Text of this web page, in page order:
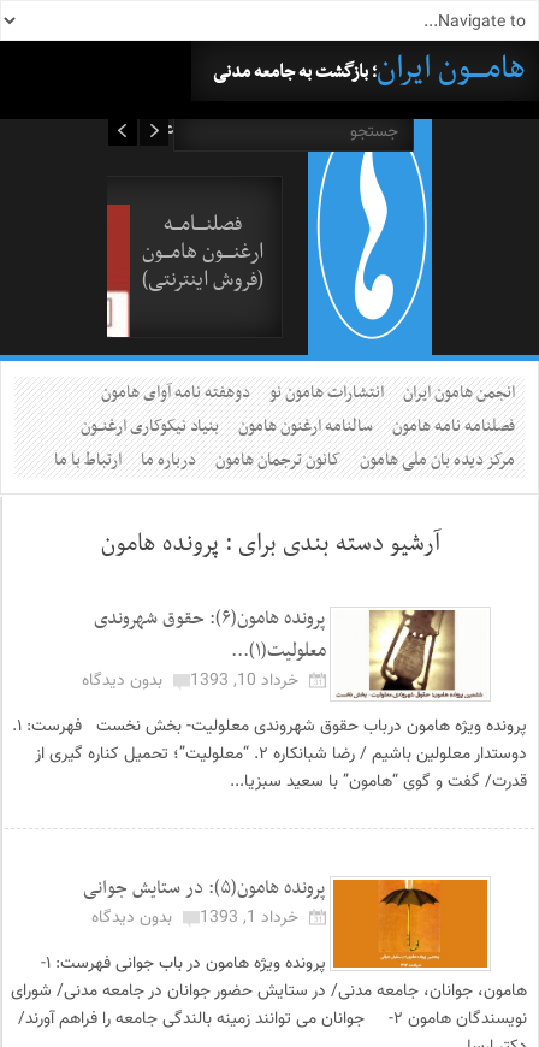
هامــــون ایران؛ بازگشت به جامعه مدنی
فصلنــــامـــه
ارغنــــون هامـــون
(فروش اینترنتی)
انجمن هامون ایران انتشارات هامون نو
دوهفته نامه آوای هامون
فصلنامه نامه هامون
سالنامه ارغنون هامون
بنیاد نیکوکاری ارغنــون
مرکز دیده بان ملی هامون
کانون ترجمان هامون درباره ما ارتباط با ما
آرشیو دسته بندی برای : پرونده هامون
پرونده هامون(۶): حقوق شهروندی
معلولیت(۱)...
خرداد 10, 1393
بدون دیدگاه
پرونده ویژه هامون درباب حقوق شهروندی معلولیت- بخش نخست فهرست: ۱.
دوستدار معلولین باشیم / رضا شبانکاره ۲. “معلولیت”؛ تحمیل کناره گیری از
قدرت/ گفت و گوی “هامون” با سعید سبزیا...
پرونده هامون(۵): در ستایش جوانی
خرداد 1, 1393
بدون دیدگاه
پرونده ویژه هامون در باب جوانی فهرست: ۱-
هامون، جوانان، جامعه مدنی/ در ستایش حضور جوانان در جامعه مدنی/ شورای
نویسندگان هامون ۲- جوانان می توانند زمینه بالندگی جامعه را فراهم آورند/